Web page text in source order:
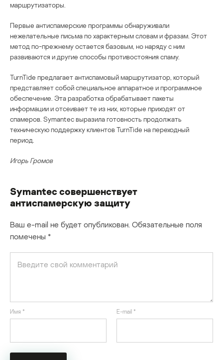
маршрутизаторы.
Первые антиспамерские программы обнаруживали
нежелательные письма по характерным словам и фразам. Этот
метод по-прежнему остается базовым, но наряду с ним
развиваются и другие способы противостояния спаму.
TurnTide предлагает антиспамовый маршрутизатор, который
представляет собой специальное аппаратное и программное
обеспечение. Эта разработка обрабатывает пакеты
информации и отсеивает те из них, которые приходят от
спамеров. Symantec выразила готовность продолжать
техническую поддержку клиентов TurnTide на переходный
период.
Игорь Громов
Symantec совершенствует
антиспамерскую защиту
Ваш e-mail не будет опубликован. Обязательные поля
помечены *
Имя * E-mail *